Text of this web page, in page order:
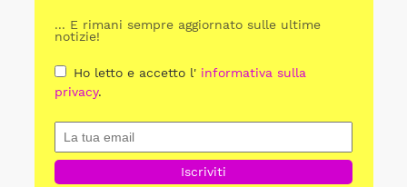
... E rimani sempre aggiornato sulle ultime
notizie!
Ho letto e accetto l' informativa sulla
privacy.